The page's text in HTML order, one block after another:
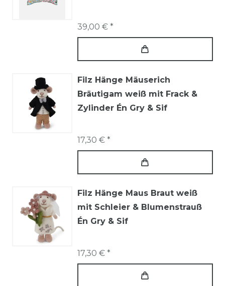
39,00 € *
Filz Hänge Mäuserich
Bräutigam weiß mit Frack &
Zylinder Én Gry & Sif
17,30 € *
Filz Hänge Maus Braut weiß
mit Schleier & Blumenstrauß
Én Gry & Sif
17,30 € *